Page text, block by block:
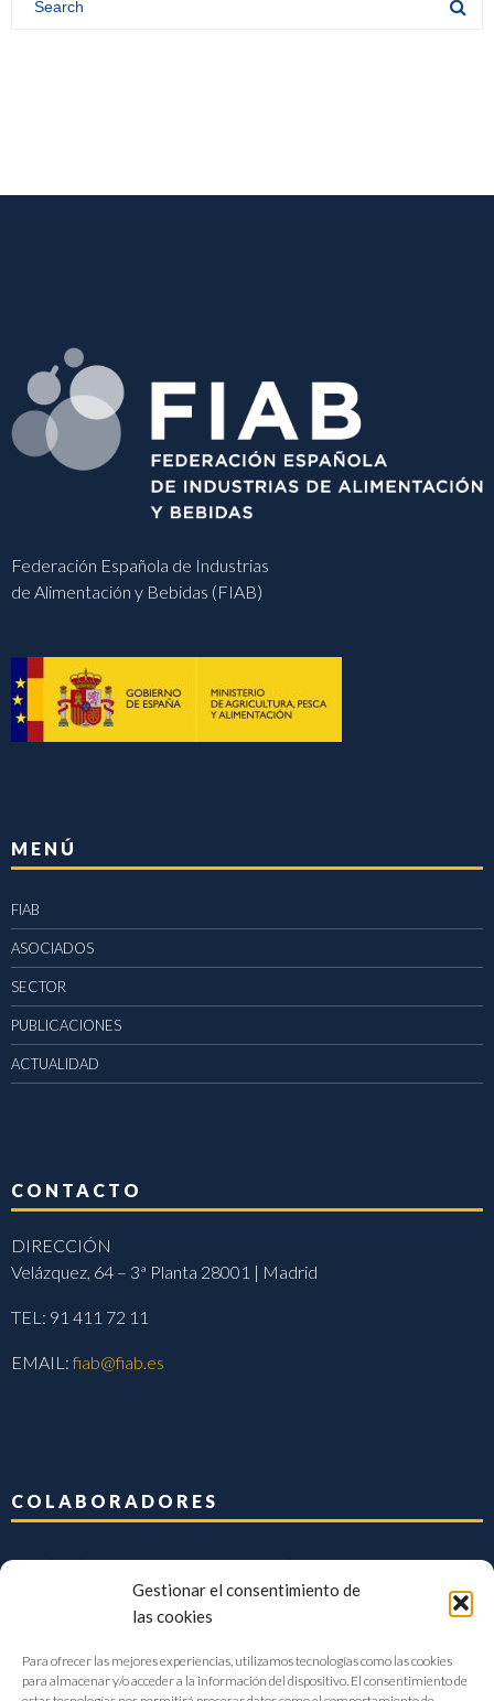
Gestionar el consentimiento de
las cookies
Para ofrecer las mejores experiencias, utilizamos tecnologías como las cookies
para almacenar y/o acceder a la información del dispositivo. El consentimiento de
Federación Española de Industrias
de Alimentación y Bebidas (FIAB)
MENÚ
FIAB
ASOCIADOS
SECTOR
PUBLICACIONES
ACTUALIDAD
CONTACTO
DIRECCIÓN
Velázquez, 64 – 3ª Planta 28001 | Madrid
TEL: 91 411 72 11
EMAIL:fiab@fiab.es
COLABORADORES